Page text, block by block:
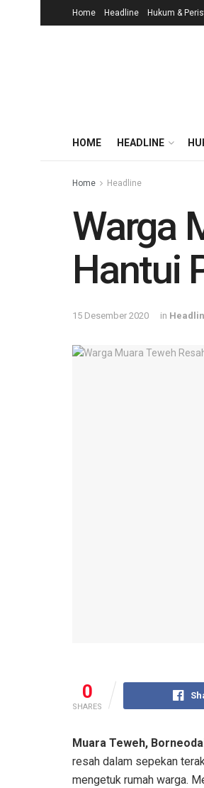
Home Headline Hukum &
HOME HEADLINE
Home Headline
Warga
Hantui
15 Desember 2020 in
0
SHARES
Muara Teweh,
resah dalam sepekan
mengetuk rumah warga.